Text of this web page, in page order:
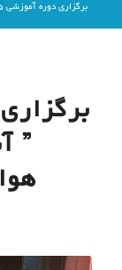
برگزاری دوره آموزشی ۵ روزه ” آب شناسی ۱ ” در هواشناسی مازندر...